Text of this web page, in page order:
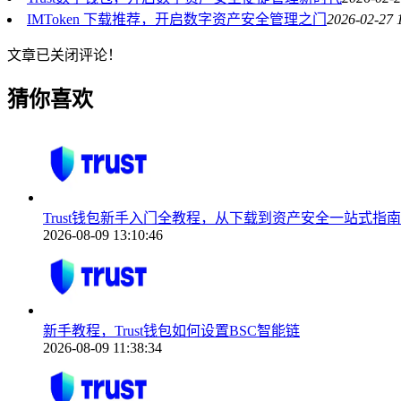
IMToken 下载推荐，开启数字资产安全管理之门 2026-02-27
文章已关闭评论！
猜你喜欢
Trust钱包新手入门全教程，从下载到资产安全一站式指南
2026-08-09 13:10:46
新手教程，Trust钱包如何设置BSC智能链
2026-08-09 11:38:34